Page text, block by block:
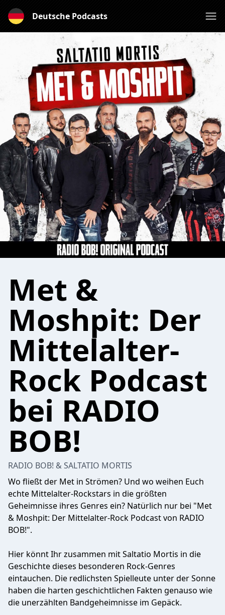
Deutsche Podcasts
Met &
Moshpit: Der
Mittelalter-
Rock Podcast
bei RADIO
BOB!
RADIO BOB! & SALTATIO MORTIS
Wo fließt der Met in Strömen? Und wo weihen Euch
echte Mittelalter-Rockstars in die größten
Geheimnisse ihres Genres ein? Natürlich nur bei "Met
& Moshpit: Der Mittelalter-Rock Podcast von RADIO
BOB!".
Hier könnt Ihr zusammen mit Saltatio Mortis in die
Geschichte dieses besonderen Rock-Genres
eintauchen. Die redlichsten Spielleute unter der Sonne
haben die harten geschichtlichen Fakten genauso wie
die unerzählten Bandgeheimnisse im Gepäck.